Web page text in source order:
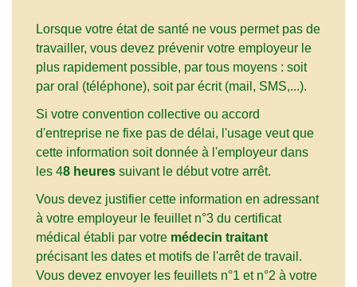
Lorsque votre état de santé ne vous permet pas de
travailler, vous devez prévenir votre employeur le
plus rapidement possible, par tous moyens : soit
par oral (téléphone), soit par écrit (mail, SMS,...).
Si votre convention collective ou accord
d'entreprise ne fixe pas de délai, l'usage veut que
cette information soit donnée à l'employeur dans
les 48 heures suivant le début votre arrêt.
Vous devez justifier cette information en adressant
à votre employeur le feuillet n°3 du certificat
médical établi par votre médecin traitant
précisant les dates et motifs de l'arrêt de travail.
Vous devez envoyer les feuillets n°1 et n°2 à votre